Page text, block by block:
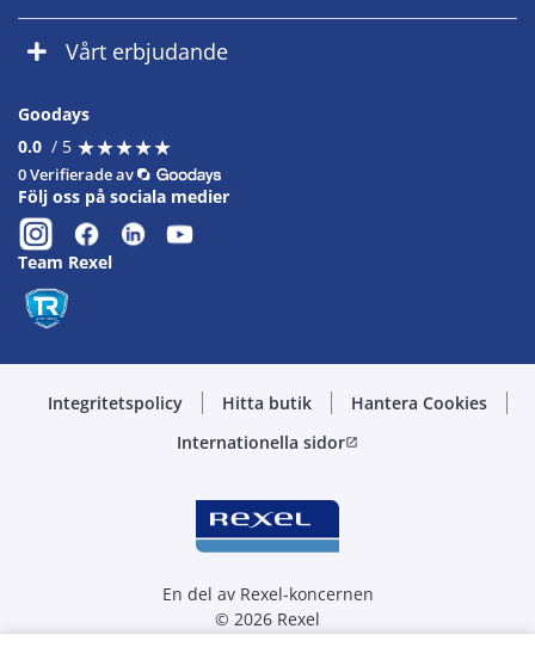
Vårt erbjudande
Goodays
0.0 / 5 ★★★★★
★★★★★
0 Verifierade av
Följ oss på sociala medier
Team Rexel
Integritetspolicy Hitta butik
Hantera Cookies
Internationella sidoropen_in_new
En del av Rexel-koncernen
© 2026 Rexel